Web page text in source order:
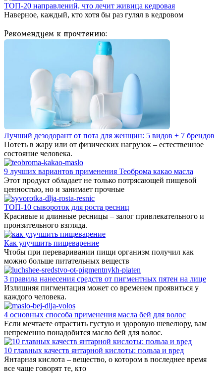
ТОП-20 направлений, что лечит живица кедровая
Наверное, каждый, кто хотя бы раз гулял в кедровом
Рекомендуем к прочтению:
Лучший дезодорант от пота для женщин: 5 видов + 7 брендов
Потеть в жару или от физических нагрузок – естественное
состояние человека.
9 лучших вариантов применения Теоброма какао масла
Этот продукт обладает не только потрясающей пищевой
ценностью, но и занимает прочные
ТОП-10 сывороток для роста ресниц
Красивые и длинные ресницы – залог привлекательного и
пронзительного взгляда.
Как улучшить пищеварение
Чтобы при переваривании пищи организм получил как
можно больше питательных веществ
3 правила нанесения средств от пигментных пятен на лице
Излишняя пигментация может со временем проявиться у
каждого человека.
4 основных способа применения масла бей для волос
Если мечтаете отрастить густую и здоровую шевелюру, вам
непременно понадобится масло бей для волос.
10 главных качеств янтарной кислоты: польза и вред
Янтарная кислота – вещество, о котором в последнее время
все чаще говорят те, кто